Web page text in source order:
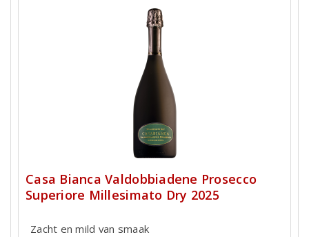
Casa Bianca Valdobbiadene Prosecco
Superiore Millesimato Dry 2025
Zacht en mild van smaak